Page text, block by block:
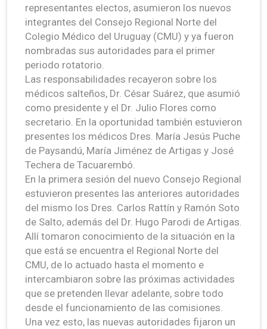
representantes electos, asumieron los nuevos
integrantes del Consejo Regional Norte del
Colegio Médico del Uruguay (CMU) y ya fueron
nombradas sus autoridades para el primer
periodo rotatorio.
Las responsabilidades recayeron sobre los
médicos salteños, Dr. César Suárez, que asumió
como presidente y el Dr. Julio Flores como
secretario. En la oportunidad también estuvieron
presentes los médicos Dres. María Jesús Puche
de Paysandú, María Jiménez de Artigas y José
Techera de Tacuarembó.
En la primera sesión del nuevo Consejo Regional
estuvieron presentes las anteriores autoridades
del mismo los Dres. Carlos Rattín y Ramón Soto
de Salto, además del Dr. Hugo Parodi de Artigas.
Allí tomaron conocimiento de la situación en la
que está se encuentra el Regional Norte del
CMU, de lo actuado hasta el momento e
intercambiaron sobre las próximas actividades
que se pretenden llevar adelante, sobre todo
desde el funcionamiento de las comisiones.
Una vez esto, las nuevas autoridades fijaron un